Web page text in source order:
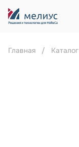
Главная Каталог